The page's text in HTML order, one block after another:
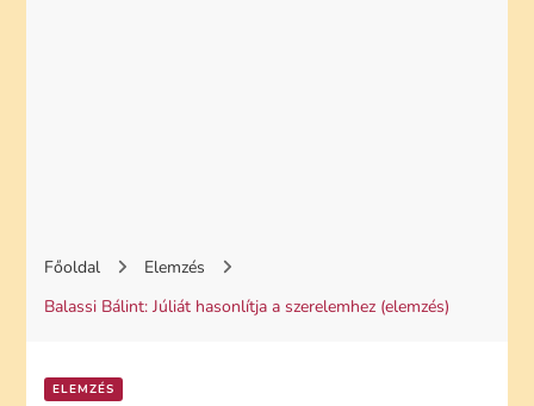
Főoldal
Elemzés
Balassi Bálint: Júliát hasonlítja a szerelemhez (elemzés)
ELEMZÉS